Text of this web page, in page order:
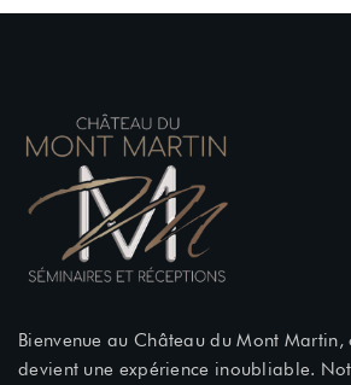
Bienvenue au Château du Mont
devient une expérience inoubliable.